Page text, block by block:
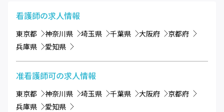
看護師の求人情報
東京都 神奈川県 埼玉県 千葉県 大阪府
京都府
兵庫県
愛知県
准看護師可の求人情報
東京都 神奈川県 埼玉県 千葉県 大阪府
京都府
兵庫県
愛知県